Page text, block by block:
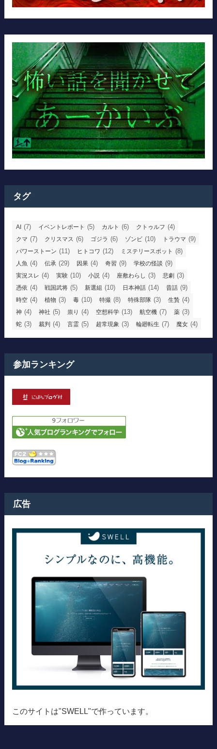
タグ
AI (7) イベントレポート (5) カルト (6) クトゥルフ (4)
クマ (7) クリスマス (6) ゴジラ (6) ゾンビ (10) トラウマ (9)
パワーストーン (11) ヒトコワ (12) ミステリースポット (8)
人魚 (4) 伝承 (29) 因果 (4) 奇習 (9) 学校の怪談 (9)
実況スレ (4) 実験 (10) 小説 (4) 座敷わらし (3) 悲劇 (3)
憑依 (4) 戦国武将 (5) 新選組 (10) 日本神話 (14) 昔話 (9)
時空 (4) 植物 (3) 毒 (10) 特撮 (8) 特殊部隊 (3) 生贄 (4)
神 (4) 神社 (5) 祟り (4) 空想科学 (13) 航空機 (7) 薬 (3)
蛇 (3) 裁判 (4) 言霊 (5) 超常現象 (3) 輪廻転生 (7) 魔女 (4)
参加ランキング
広告
このサイトは"SWELL"で作っています。